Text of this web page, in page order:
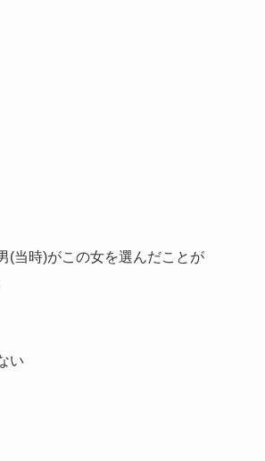
(当時)がこの女を選んだことが
い